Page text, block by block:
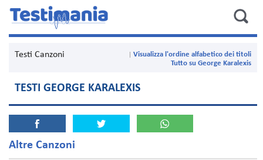
Testi Canzoni
Visualizza l'ordine alfabetico dei titoli
Tutto su George Karalexis
TESTI GEORGE KARALEXIS
Altre Canzoni